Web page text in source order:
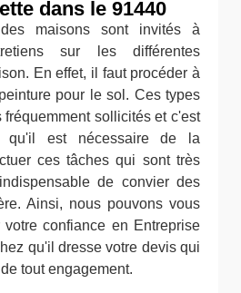
dans le 91440
maisons sont invités à
sur les différentes
En effet, il faut procéder à
pour le sol. Ces types
fréquemment sollicités et c'est
qu'il est nécessaire de la
ces tâches qui sont très
de convier des
Ainsi, nous pouvons vous
confiance en Entreprise
qu'il dresse votre devis qui
tout engagement.